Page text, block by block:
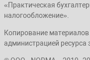
«Практическая
налогообложение».
Копирование материалов
администрацией ресурса